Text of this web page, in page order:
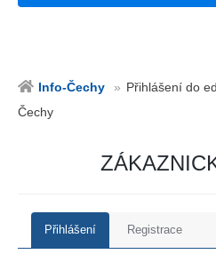
Info-Čechy
Přihlášení do
Čechy
Přihlášení Registrace